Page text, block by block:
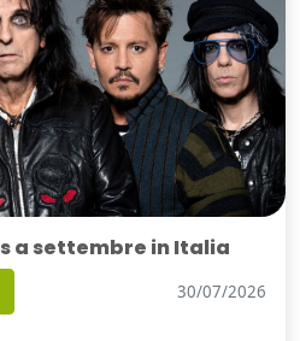
a settembre in Italia
30/07/2026